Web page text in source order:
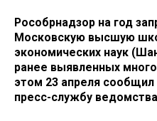
Рособрнадзор на год
Московскую высшую
экономических наук
ранее выявленных
этом 23 апреля
пресс-службу